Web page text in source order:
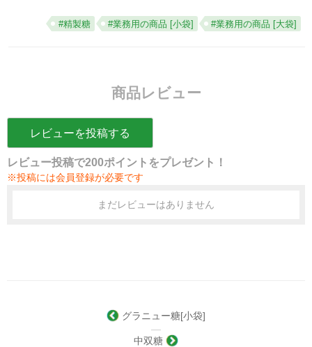
#精製糖 #業務用の商品 [小袋] #業務用の商品 [大袋]
商品レビュー
レビューを投稿する
レビュー投稿で200ポイントをプレゼント！
※投稿には会員登録が必要です
まだレビューはありません
グラニュー糖[小袋]
―
中双糖